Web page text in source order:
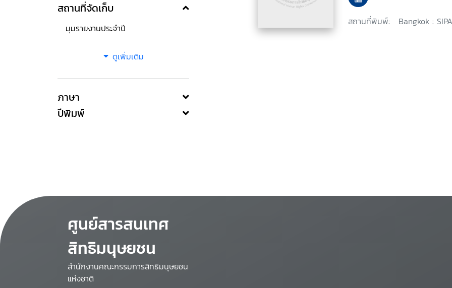
สถานที่จัดเก็บ
มุมรายงานประจำปี
ดูเพิ่มเติม
ภาษา
ปีพิมพ์
สถานที่พิมพ์: Bangkok :
ศูนย์สารสนเทศ
สิทธิมนุษยชน
สำนักงานคณะกรรมการสิทธิมนุษยชน
แห่งชาติ